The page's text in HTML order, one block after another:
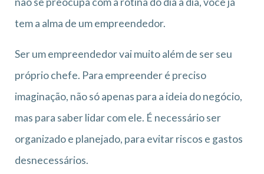
tem a alma de um empreendedor.
Ser um empreendedor vai muito além de ser seu
próprio chefe. Para empreender é preciso
imaginação, não só apenas para a ideia do negócio,
mas para saber lidar com ele. É necessário ser
organizado e planejado, para evitar riscos e gastos
desnecessários.